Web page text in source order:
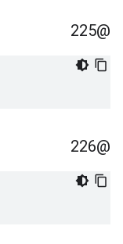
@225
@226